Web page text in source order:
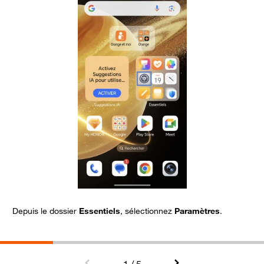
Depuis le dossier Essentiels, sélectionnez Paramètres.